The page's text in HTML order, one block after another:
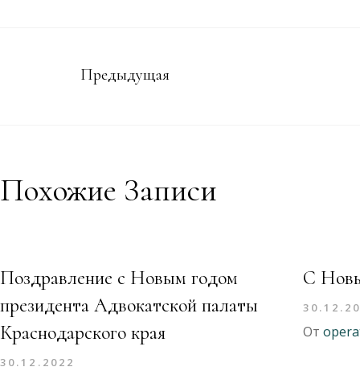
Предыдущая
Похожие Записи
Поздравление с Новым годом
президента Адвокатской палаты
Краснодарского края
30.12.2022
С
От